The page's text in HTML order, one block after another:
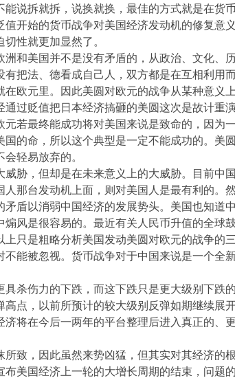
说拆就拆，说换就换，最佳的方式就是在货
开始的货币战争对美国经济发动机的修复意
性就更加显然了。
和美国并不是没有矛盾的，从政治、文化、
把法、德看成自己人，双方都是在互相利用
欧元里。因此美圆对欧元的战争从某种意义
过贬值把日本经济搞砸的美圆这次是故计重
若最终能成功将对美国来说是致命的，因为
的命，所以这个典型是一定不能成功的。美
轻易放弃的。
胁，但却是在未来意义上的大威胁。目前中
那台发动机上面，则对美国人是最有利的。
盾以消弱中国经济的发展势头。美国也知道
风是很容易的。最近有关人民币升值的全球
只是粗略分析美国发动美圆对欧元的战争的
能被忽视。货币战争对于中国来说是一个全
杀伤力的下跌，而这下跌只是更大级别下跌
点，以前所预计的较大级别反弹如期继续展
将在今后一两年的平台整理后进入真正的、
致，因此虽然来势凶猛，但其实对其经济的
美国经济上一轮的大增长周期的结束，问题